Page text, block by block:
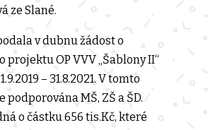
ze Slané.
v dubnu žádost o
projektu OP VVV „Šablony II“
– 31.8.2021. V tomto
MŠ, ZŠ a ŠD.
o částku 656 tis.Kč, které